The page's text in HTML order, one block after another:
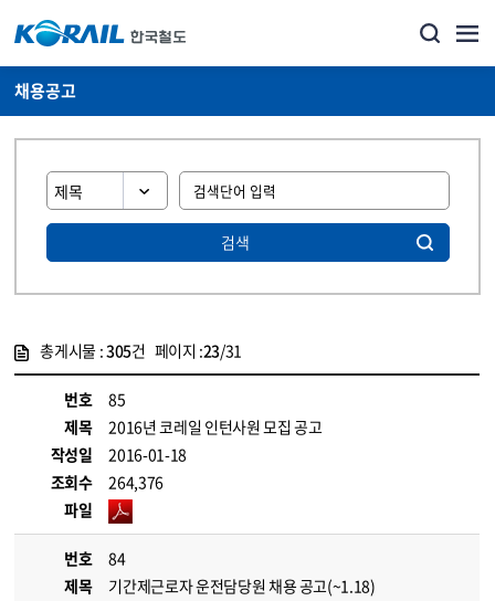
채용공고
검색
총게시물 :305건 페이지 :23/31
번호
85
제목
2016년 코레일 인턴사원 모집 공고
작성일
2016-01-18
조회수
264,376
파일
번호
84
제목
기간제근로자 운전담당원 채용 공고(~1.18)